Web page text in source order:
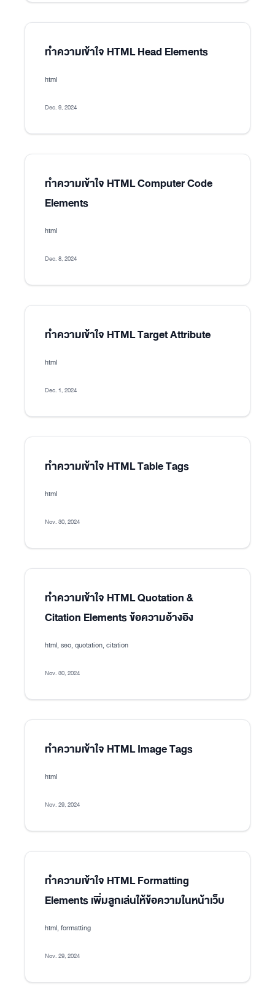
ทำความเข้าใจ HTML Head Elements
html
Dec. 9, 2024
ทำความเข้าใจ HTML Computer Code
Elements
html
Dec. 8, 2024
ทำความเข้าใจ HTML Target Attribute
html
Dec. 1, 2024
ทำความเข้าใจ HTML Table Tags
html
Nov. 30, 2024
ทำความเข้าใจ HTML Quotation &
Citation Elements ข้อความอ้างอิง
html, seo, quotation, citation
Nov. 30, 2024
ทำความเข้าใจ HTML Image Tags
html
Nov. 29, 2024
ทำความเข้าใจ HTML Formatting
Elements เพิ่มลูกเล่นให้ข้อความในหน้าเว็บ
html, formatting
Nov. 29, 2024